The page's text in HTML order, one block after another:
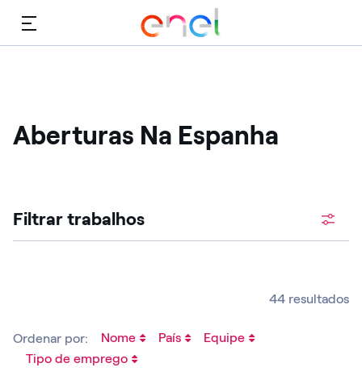
Cardápio
Aberturas Na Espanha
Filtrar trabalhos
44 resultados
Ordenar por: